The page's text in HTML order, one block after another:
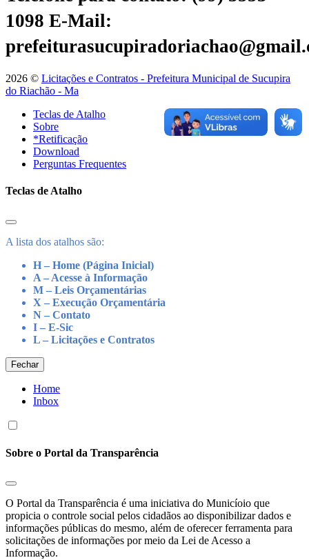
1098 E-Mail:
2026 © Licitações e Contratos - Prefeitura Municipal de Sucupira
do Riachão - Ma
Teclas de Atalho
Sobre
*Retificação
Download
Perguntas Frequentes
Teclas de Atalho
A lista dos atalhos são:
H – Home (Página Inicial)
A – Acesse à Informação
M – Leis Orçamentárias
X – Execução Orçamentária
N – Contato
I – E-Sic
L – Licitações e Contratos
Fechar
Home
Inbox
Sobre o Portal da Transparência
O Portal da Transparência é uma iniciativa do Municíoio que
propicia o controle social pelos cidadãos ao disponibilizar dados e
informações públicas do mesmo, além de oferecer ferramenta para
solicitações de informações por meio da Lei de Acesso a
Informação.